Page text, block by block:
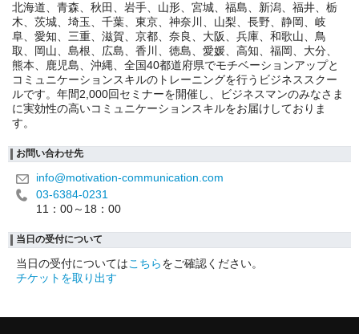
北海道、青森、秋田、岩手、山形、宮城、福島、新潟、福井、栃
木、茨城、埼玉、千葉、東京、神奈川、山梨、長野、静岡、岐
阜、愛知、三重、滋賀、京都、奈良、大阪、兵庫、和歌山、鳥
取、岡山、島根、広島、香川、徳島、愛媛、高知、福岡、大分、
熊本、鹿児島、沖縄、全国40都道府県でモチベーションアップと
コミュニケーションスキルのトレーニングを行うビジネススクー
ルです。年間2,000回セミナーを開催し、ビジネスマンのみなさま
に実効性の高いコミュニケーションスキルをお届けしておりま
す。
お問い合わせ先
info@motivation-communication.com
03-6384-0231
11：00～18：00
当日の受付について
当日の受付についてはこちらをご確認ください。
チケットを取り出す